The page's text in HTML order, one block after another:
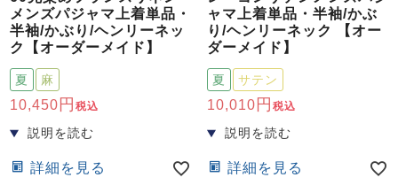
メンズパジャマ上着単品・
半袖/かぶり/ヘンリーネッ
ク【オーダーメイド】
夏 麻
10,450 税込
詳細を見る
ャマ上着単品・半袖/かぶ
り/ヘンリーネック 【オー
ダーメイド】
夏 サテン
10,010 税込
詳細を見る